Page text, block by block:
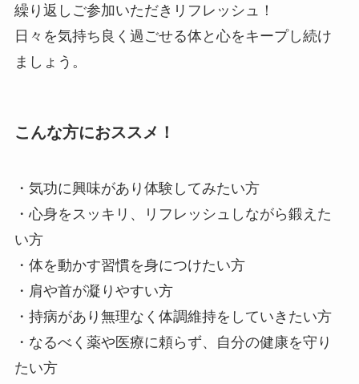
繰り返しご参加いただきリフレッシュ！
日々を気持ち良く過ごせる体と心をキープし続け
ましょう。
こんな方におススメ！
・気功に興味があり体験してみたい方
・心身をスッキリ、リフレッシュしながら鍛えた
い方
・体を動かす習慣を身につけたい方
・肩や首が凝りやすい方
・持病があり無理なく体調維持をしていきたい方
・なるべく薬や医療に頼らず、自分の健康を守り
たい方